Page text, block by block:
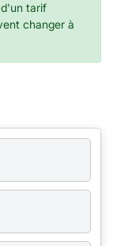
tarif
changer à